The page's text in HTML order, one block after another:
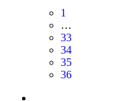
1
…
33
34
35
36